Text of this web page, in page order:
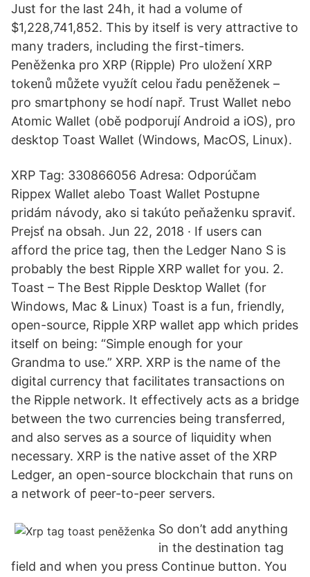
Just for the last 24h, it had a volume of
$1,228,741,852. This by itself is very attractive to
many traders, including the first-timers.
Peněženka pro XRP (Ripple) Pro uložení XRP
tokenů můžete využít celou řadu peněženek –
pro smartphony se hodí např. Trust Wallet nebo
Atomic Wallet (obě podporují Android a iOS), pro
desktop Toast Wallet (Windows, MacOS, Linux).
XRP Tag: 330866056 Adresa: Odporúčam
Rippex Wallet alebo Toast Wallet Postupne
pridám návody, ako si takúto peňaženku spraviť.
Prejsť na obsah. Jun 22, 2018 · If users can
afford the price tag, then the Ledger Nano S is
probably the best Ripple XRP wallet for you. 2.
Toast – The Best Ripple Desktop Wallet (for
Windows, Mac & Linux) Toast is a fun, friendly,
open-source, Ripple XRP wallet app which prides
itself on being: “Simple enough for your
Grandma to use.” XRP. XRP is the name of the
digital currency that facilitates transactions on
the Ripple network. It effectively acts as a bridge
between the two currencies being transferred,
and also serves as a source of liquidity when
necessary. XRP is the native asset of the XRP
Ledger, an open-source blockchain that runs on
a network of peer-to-peer servers.
So don’t add anything
in the destination tag
field and when you press Continue button. You